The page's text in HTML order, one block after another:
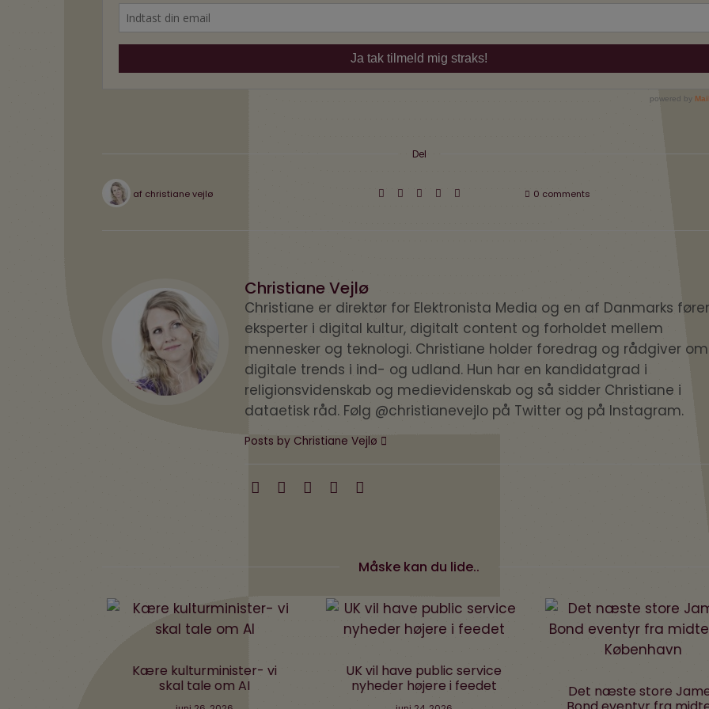
Del
af christiane vejlø 0 comments
Christiane Vejlø
Christiane er direktør for Elektronista Media og en af Danmarks
eksperter i digital kultur, digitalt content og forholdet mellem
mennesker og teknologi. Christiane holder foredrag og rådgiver om
digitale trends i ind- og udland. Hun har en kandidatgrad i
religionsvidenskab og medievidenskab og så sidder Christiane i
dataetisk råd. Følg @christianevejlo på Twitter og på Instagram.
Posts by Christiane Vejlø
Måske kan du lide..
Kære kulturminister- vi
skal tale om AI
UK vil have public service
nyheder højere i feedet
Det næste store